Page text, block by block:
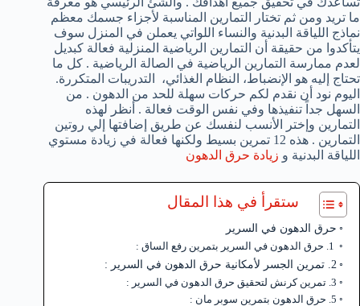
ما تريد ومن ثم تختار التمارين المناسبة لأجزاء جسمك معظم
نماذج اللياقة البدنية والنساء اللواتي يعملن في المنزل سوف
يتأكدوا من حقيقة أن التمارين الرياضية المنزلية فعالة كبديل
لعدم ممارسة التمارين الرياضية في الصالة الرياضية . كل ما
تحتاج إليه هو الإنضباط، النظام الغذائي، التدريبات المتكررة.
اليوم نود أن نقدم لكم حركات سهلة للحد من الدهون . من
السهل جداً تنفيذها وفي نفس الوقت فعالة . أنظر لهذه
التمارين وإختر الأنسب لنفسك عن طريق إضافتها إلي روتين
التمارين . هذه 12 تمرين بسيط ولكنها فعالة في زيادة مستوي
اللياقة البدنية و زيادة حرق الدهون
ستقرأ في هذا المقال
حرق الدهون في السرير
2. تمرين الجسر لأمكانية حرق الدهون في السرير :
3. تمرين كرنش لتحقيق حرق الدهون في السرير :
5. حرق الدهون بتمرين سوبر مان :